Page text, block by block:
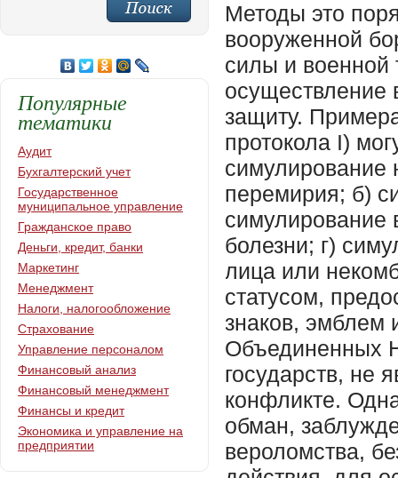
Методы это
вооруженной
силы и военной
осуществление
защиту.
протокола I)
симулирование
перемирия; б)
симулирование
болезни; г)
лица или
статусом,
знаков,
Объединенных
государств, не
конфликте.
обман,
вероломства,
Популярные
тематики
Аудит
Бухгалтерский учет
Государственное
муниципальное управление
Гражданское право
Деньги, кредит, банки
Маркетинг
Менеджмент
Налоги, налогообложение
Страхование
Управление персоналом
Финансовый анализ
Финансовый менеджмент
Финансы и кредит
Экономика и управление на
предприятии